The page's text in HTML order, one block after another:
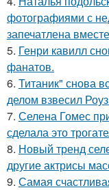
фотографиями с
запечатлена
5. Генри кавилл
фанатов.
6. Титаник" снова
делом взвесил
7. Селена Гомес
сделала это
8. Новый тренд
другие актрисы
9. Самая